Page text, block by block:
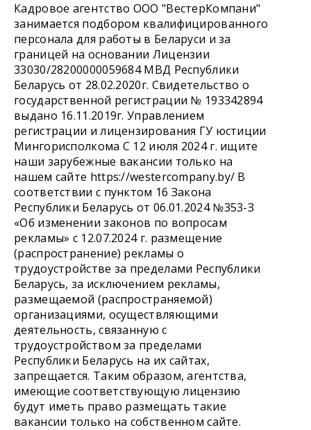
Кадровое агентство ООО "ВестерКомпани"
занимается подбором квалифицированного
персонала для работы в Беларуси и за
границей на основании Лицензии
33030/28200000059684 МВД Республики
Беларусь от 28.02.2020г. Свидетельство о
государственной регистрации № 193342894
выдано 16.11.2019г. Управлением
регистрации и лицензирования ГУ юстиции
Мингорисполкома С 12 июля 2024 г. ищите
наши зарубежные вакансии только на
нашем сайте https://westercompany.by/ В
соответствии с пунктом 16 Закона
Республики Беларусь от 06.01.2024 №353-З
«Об изменении законов по вопросам
рекламы» с 12.07.2024 г. размещение
(распространение) рекламы о
трудоустройстве за пределами Республики
Беларусь, за исключением рекламы,
размещаемой (распространяемой)
организациями, осуществляющими
деятельность, связанную с
трудоустройством за пределами
Республики Беларусь на их сайтах,
запрещается. Таким образом, агентства,
имеющие соответствующую лицензию
будут иметь право размещать такие
вакансии только на собственном сайте.